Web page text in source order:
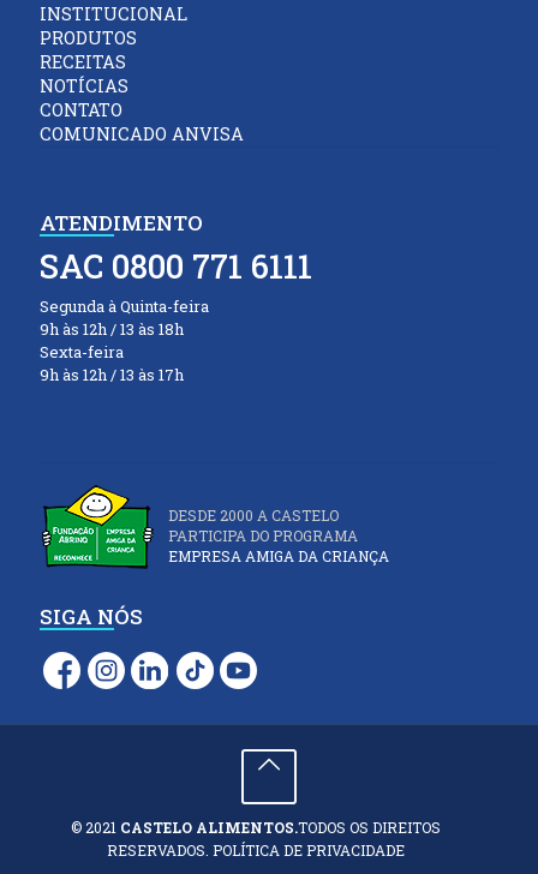
INSTITUCIONAL
PRODUTOS
RECEITAS
NOTÍCIAS
CONTATO
COMUNICADO ANVISA
ATENDIMENTO
SAC 0800 771 6111
Segunda à Quinta-feira
9h às 12h / 13 às 18h
Sexta-feira
9h às 12h / 13 às 17h
DESDE 2000 A CASTELO
PARTICIPA DO PROGRAMA
EMPRESA AMIGA DA CRIANÇA
SIGA NÓS
© 2021 CASTELO ALIMENTOS.TODOS OS DIREITOS
RESERVADOS. POLÍTICA DE PRIVACIDADE